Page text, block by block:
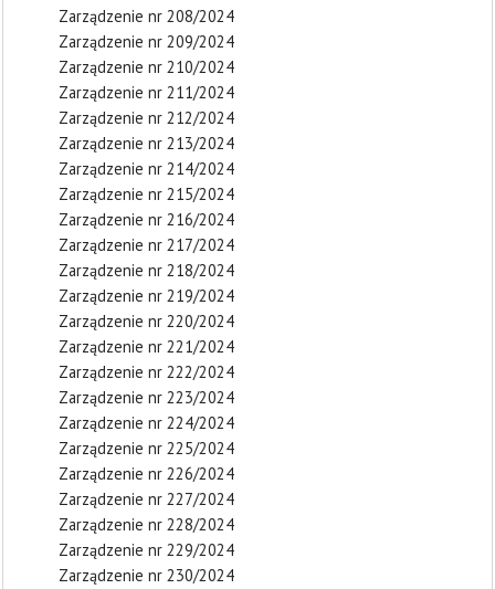
Zarządzenie nr 208/2024
Zarządzenie nr 209/2024
Zarządzenie nr 210/2024
Zarządzenie nr 211/2024
Zarządzenie nr 212/2024
Zarządzenie nr 213/2024
Zarządzenie nr 214/2024
Zarządzenie nr 215/2024
Zarządzenie nr 216/2024
Zarządzenie nr 217/2024
Zarządzenie nr 218/2024
Zarządzenie nr 219/2024
Zarządzenie nr 220/2024
Zarządzenie nr 221/2024
Zarządzenie nr 222/2024
Zarządzenie nr 223/2024
Zarządzenie nr 224/2024
Zarządzenie nr 225/2024
Zarządzenie nr 226/2024
Zarządzenie nr 227/2024
Zarządzenie nr 228/2024
Zarządzenie nr 229/2024
Zarządzenie nr 230/2024